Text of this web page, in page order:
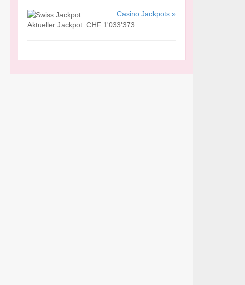
Casino Jackpots »
Aktueller Jackpot: CHF 1'033'373